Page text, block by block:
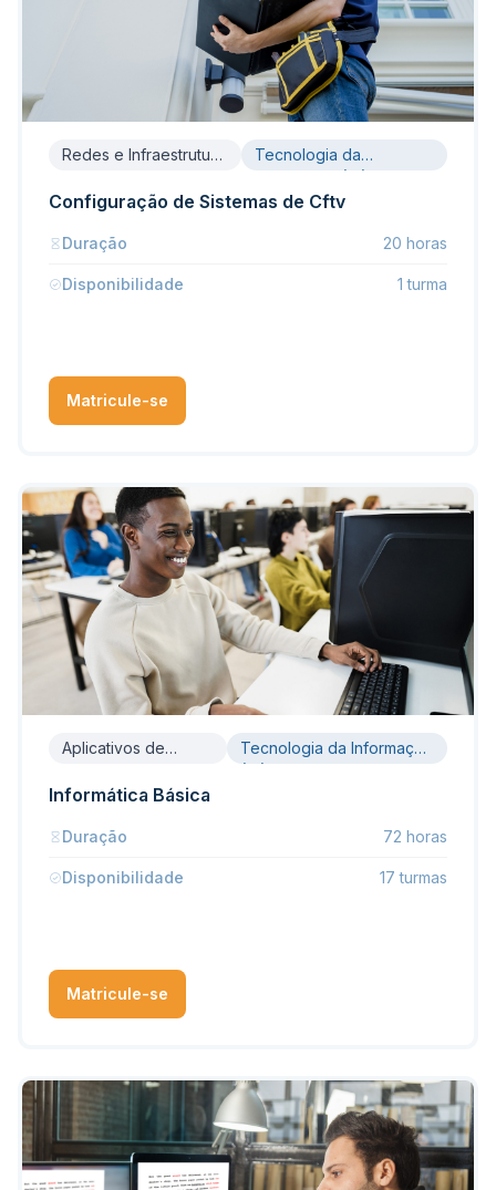
Redes e Infraestrutura
Tecnologia da
Informação (TI)
Configuração de Sistemas de Cftv
Duração 20 horas
Disponibilidade 1 turma
Matricule-se
Aplicativos de
Tecnologia da Informação
(TI)
Informática Básica
Duração 72 horas
Disponibilidade 17 turmas
Matricule-se